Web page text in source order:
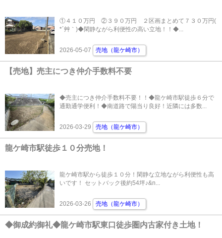
①４１０万円 ②３９０万円 ２区画まとめて７３０万円(
*´艸｀)◆閑静ながら利便性の高い立地！！◆...
2026-05-07 売地（龍ケ崎市）
【売地】売主につき仲介手数料不要
◆売主につき仲介手数料不要！！◆龍ケ崎市駅徒歩６分で
通勤通学便利！◆南道路で陽当り良好！近隣には多数...
2026-03-29 売地（龍ケ崎市）
龍ケ崎市駅徒歩１０分売地！
龍ケ崎市駅から徒歩１０分！閑静な立地ながら利便性も高
いです！ セットバック後約54坪♪&n...
2026-03-26 売地（龍ケ崎市）
◆御成約御礼◆龍ケ崎市駅東口徒歩圏内古家付き土地！